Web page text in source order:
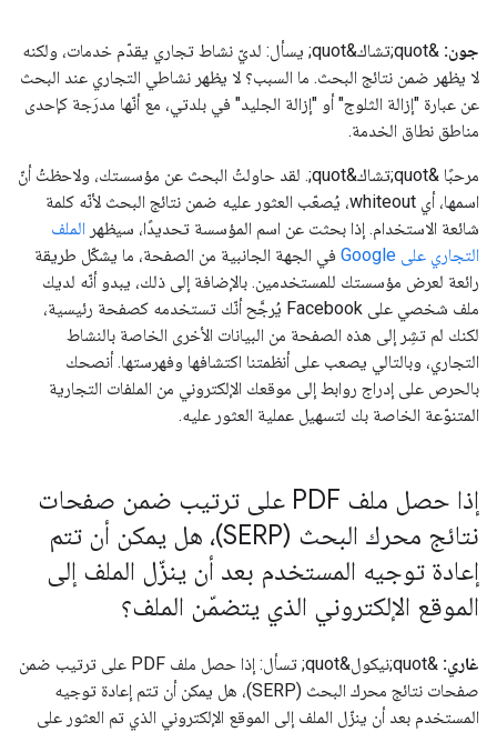
جون:
&quot;تشاك&quot; يسأل: لديّ نشاط تجاري يقدّم خدمات، ولكنه
لا يظهر ضمن نتائج البحث. ما السبب؟ لا يظهر نشاطي التجاري عند البحث
عن عبارة "إزالة الثلوج" أو "إزالة الجليد" في بلدتي، مع أنّها مدرَجة كإحدى
مناطق نطاق الخدمة.
مرحبًا &quot;تشاك&quot;. لقد حاولتُ البحث عن مؤسستك، ولاحظتُ أنّ
اسمها، أي whiteout، يُصعّب العثور عليه ضمن نتائج البحث لأنّه كلمة
شائعة الاستخدام. إذا بحثت عن اسم المؤسسة تحديدًا، سيظهر الملف
التجاري على Google
في الجهة الجانبية من الصفحة، ما يشكّل طريقة
رائعة لعرض مؤسستك للمستخدمين. بالإضافة إلى ذلك، يبدو أنّه لديك
ملف شخصي على Facebook يُرجَّح أنّك تستخدمه كصفحة رئيسية،
لكنك لم تشِر إلى هذه الصفحة من البيانات الأخرى الخاصة بالنشاط
التجاري، وبالتالي يصعب على أنظمتنا اكتشافها وفهرستها. أنصحك
بالحرص على إدراج روابط إلى موقعك الإلكتروني من الملفات التجارية
المتنوّعة الخاصة بك لتسهيل عملية العثور عليه.
إذا حصل ملف PDF على ترتيب ضمن صفحات
نتائج محرك البحث (SERP)، هل يمكن أن تتم
إعادة توجيه المستخدم بعد أن ينزّل الملف إلى
الموقع الإلكتروني الذي يتضمّن الملف؟
غاري:
&quot;نيكول&quot; تسأل: إذا حصل ملف PDF على ترتيب ضمن
صفحات نتائج محرك البحث (SERP)، هل يمكن أن تتم إعادة توجيه
المستخدم بعد أن ينزّل الملف إلى الموقع الإلكتروني الذي تم العثور على